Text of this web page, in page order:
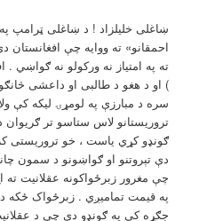
ښاغلی خليلزاد ! د ښاغلی ټرامپ
احمقانو» ته ووايه چې افغانستان
ته په امتياز نه ورکولو نه ګواښي .
) او د هغو د طالبی او داعشی
سره د مبارزې په لومړۍ ليکه کې
تروريستانو لاس ستاسو تر ګريوان
ګونډو کړي ياست ، خو تروريستی
دې تېروتنو او ګواښونو د سمون
چې مغرور زبرځواکونه عقلانيت ته
په قيمت تماميږي . زبرځواک ځکه
جګړه کې په ګونډو دی چې د